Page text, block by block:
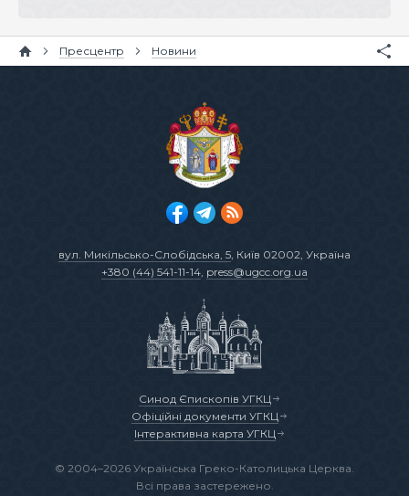
Пресцентр Новини
вул. Микільсько-Слобідська, 5, Київ 02002, Україна
+380 (44) 541-11-14, press@ugcc.org.ua
Синод Єпископів УГКЦ
Офіційні документи УГКЦ
Інтерактивна карта УГКЦ
© 2004–2026 Українська Греко-Католицька Церква.
Всі права застережено.